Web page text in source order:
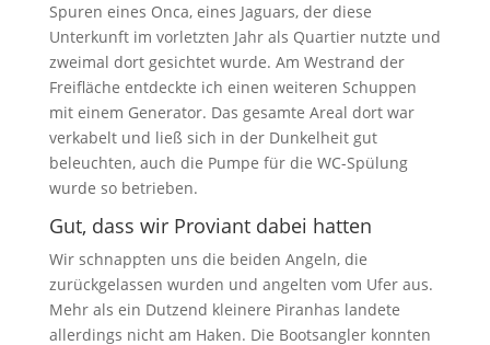
Spuren eines Onca, eines Jaguars, der diese
Unterkunft im vorletzten Jahr als Quartier nutzte und
zweimal dort gesichtet wurde. Am Westrand der
Freifläche entdeckte ich einen weiteren Schuppen
mit einem Generator. Das gesamte Areal dort war
verkabelt und ließ sich in der Dunkelheit gut
beleuchten, auch die Pumpe für die WC-Spülung
wurde so betrieben.
Gut, dass wir Proviant dabei hatten
Wir schnappten uns die beiden Angeln, die
zurückgelassen wurden und angelten vom Ufer aus.
Mehr als ein Dutzend kleinere Piranhas landete
allerdings nicht am Haken. Die Bootsangler konnten